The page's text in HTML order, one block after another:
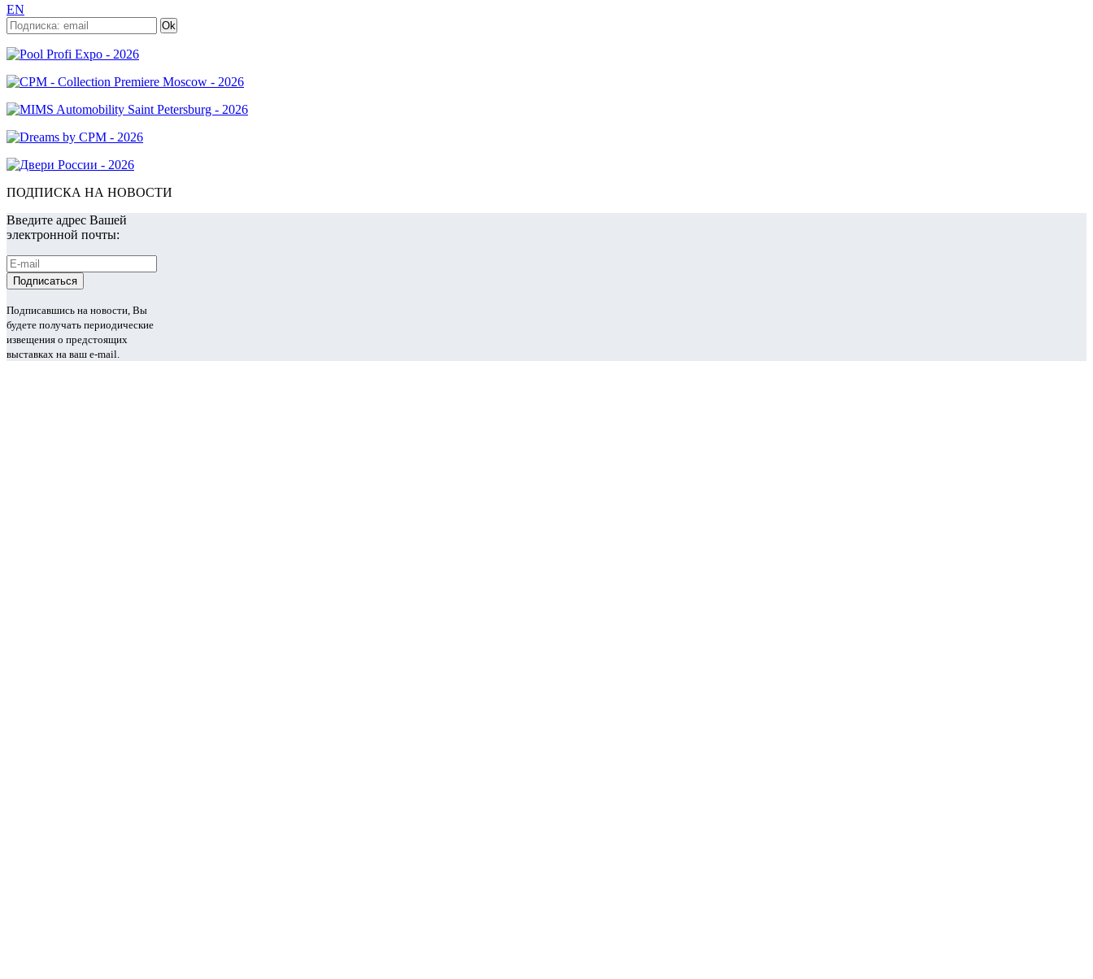
EN
ПОДПИСКА НА НОВОСТИ
Введите адрес Вашей
электронной почты:
Подписавшись на новости, Вы
будете получать периодические
извещения о предстоящих
выставках на ваш e-mail.